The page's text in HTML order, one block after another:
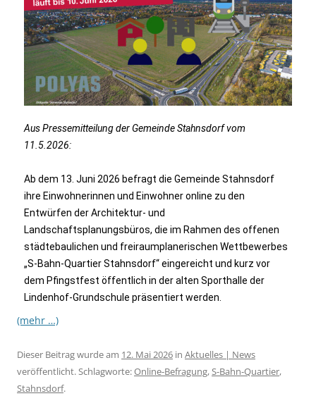
Aus Pressemitteilung der Gemeinde Stahnsdorf vom
11.5.2026:
Ab dem 13. Juni 2026 befragt die Gemeinde Stahnsdorf
ihre Einwohnerinnen und Einwohner online zu den
Entwürfen der Architektur- und
Landschaftsplanungsbüros, die im Rahmen des offenen
städtebaulichen und freiraumplanerischen Wettbewerbes
„S-Bahn-Quartier Stahnsdorf“ eingereicht und kurz vor
dem Pfingstfest öffentlich in der alten Sporthalle der
Lindenhof-Grundschule präsentiert werden.
(mehr …)
Dieser Beitrag wurde am 12. Mai 2026 in Aktuelles | News
veröffentlicht. Schlagworte:Online-Befragung,S-Bahn-Quartier,
Stahnsdorf.